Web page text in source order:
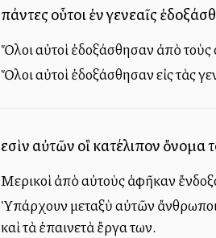
πάντες οὗτοι ἐν γενεαῖς
Ὅλοι αὐτοὶ ἐδοξάσθησαν ἀπὸ
Ὅλοι αὐτοὶ ἐδοξάσθησαν εἰς τὰς
εἰσὶν αὐτῶν οἳ κατέλιπον ὄνομα
Μερικοὶ ἀπὸ αὐτοὺς ἁφῆκαν
Ὑπάρχουν μεταξὺ αὐτῶν ἄνθρωποι,
καὶ τὰ ἐπαινετὰ ἔργα των.